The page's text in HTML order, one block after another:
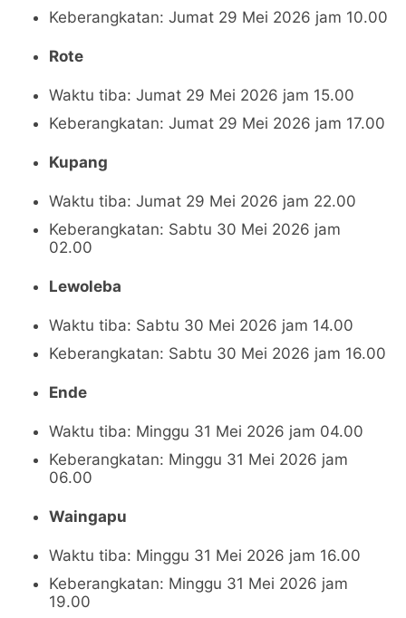
Keberangkatan: Jumat 29 Mei 2026 jam 10.00
Rote
Waktu tiba: Jumat 29 Mei 2026 jam 15.00
Keberangkatan: Jumat 29 Mei 2026 jam 17.00
Kupang
Waktu tiba: Jumat 29 Mei 2026 jam 22.00
Keberangkatan: Sabtu 30 Mei 2026 jam
02.00
Lewoleba
Waktu tiba: Sabtu 30 Mei 2026 jam 14.00
Keberangkatan: Sabtu 30 Mei 2026 jam 16.00
Ende
Waktu tiba: Minggu 31 Mei 2026 jam 04.00
Keberangkatan: Minggu 31 Mei 2026 jam
06.00
Waingapu
Waktu tiba: Minggu 31 Mei 2026 jam 16.00
Keberangkatan: Minggu 31 Mei 2026 jam
19.00